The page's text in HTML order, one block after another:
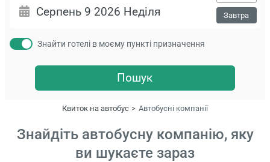
Завтра
Знайти готелі в моєму пункті призначення
Пошук
Квиток на автобус Автобусні компанії
Знайдіть автобусну компанію, яку
ви шукаєте зараз